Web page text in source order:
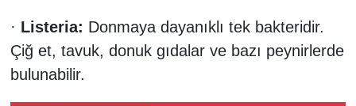
· Listeria: Donmaya dayanıklı tek bakteridir.
Çiğ et, tavuk, donuk gıdalar ve bazı peynirlerde
bulunabilir.